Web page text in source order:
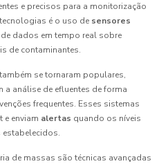
e precisos para a monitorização
é o uso de sensores
dados em tempo real sobre
de contaminantes.
se tornaram populares,
análise de efluentes de forma
frequentes. Esses sistemas
e enviam alertas quando os níveis
de massas são técnicas avançadas